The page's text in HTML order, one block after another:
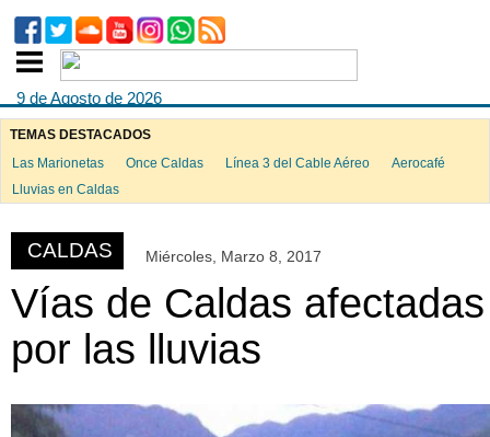
9 de Agosto de 2026
TEMAS DESTACADOS
Las Marionetas
Once Caldas Línea 3 del Cable Aéreo
Aerocafé
Lluvias en Caldas
CALDAS Miércoles, Marzo 8, 2017
Vías de Caldas afectadas
por las lluvias